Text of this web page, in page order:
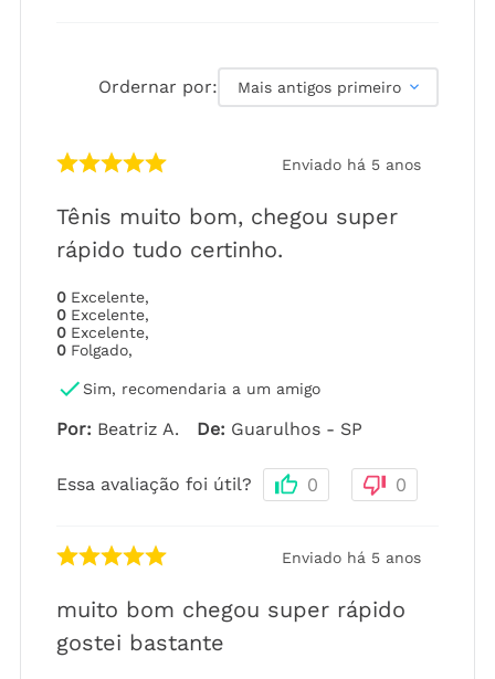
Ordernar por: Mais antigos primeiro
Enviado há 5 anos
Tênis muito bom, chegou super
rápido tudo certinho.
0 Excelente,
0 Excelente,
0 Excelente,
0 Folgado,
Sim, recomendaria a um amigo
Por: Beatriz A. De: Guarulhos - SP
Essa avaliação foi útil? 0 0
Enviado há 5 anos
muito bom chegou super rápido
gostei bastante